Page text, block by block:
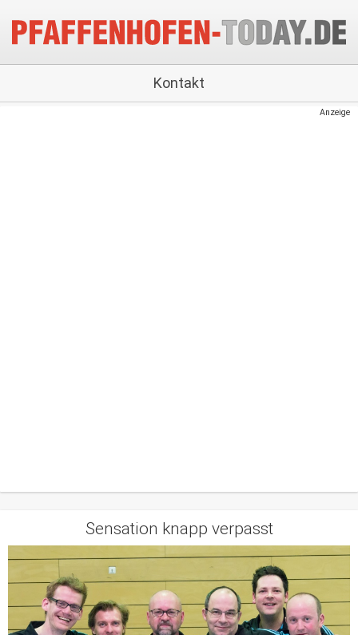
Kontakt
Anzeige
Sensation knapp verpasst